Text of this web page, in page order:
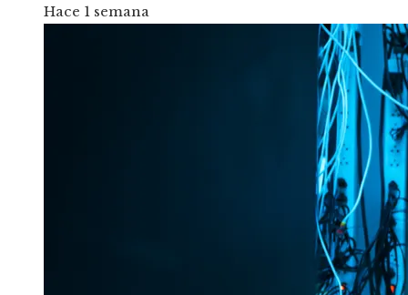
Hace 1 semana